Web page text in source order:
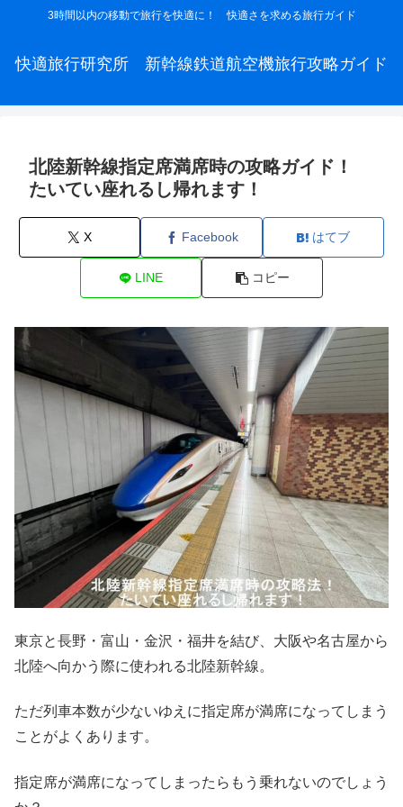
3時間以内の移動で旅行を快適に！ 快適さを求める旅行ガイド
快適旅行研究所 新幹線鉄道航空機旅行攻略ガイド
北陸新幹線指定席満席時の攻略ガイド！
たいてい座れるし帰れます！
X Facebook はてブ
LINE コピー
東京と長野・富山・金沢・福井を結び、大阪や名古屋から
北陸へ向かう際に使われる北陸新幹線。
ただ列車本数が少ないゆえに指定席が満席になってしまう
ことがよくあります。
指定席が満席になってしまったらもう乗れないのでしょう